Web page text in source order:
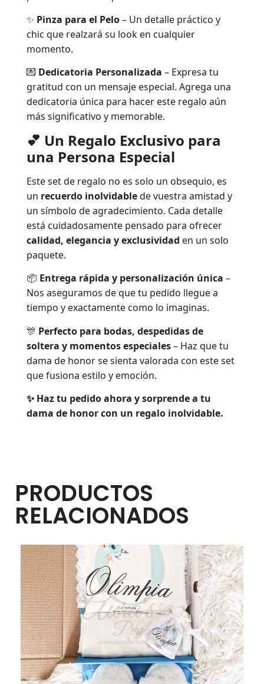
✨ Pinza para el Pelo– Un detalle práctico y
chic que realzará su look en cualquier
momento.
💌 Dedicatoria Personalizada – Expresa tu
gratitud con un mensaje especial. Agrega una
dedicatoria única para hacer este regalo aún
más significativo y memorable.
💕 Un Regalo Exclusivo para
una Persona Especial
Este set de regalo no es solo un obsequio, es
un recuerdo inolvidablede vuestra amistad y
un símbolo de agradecimiento. Cada detalle
está cuidadosamente pensado para ofrecer
calidad, elegancia y exclusividad en un solo
paquete.
📦 Entrega rápida y personalización única –
Nos aseguramos de que tu pedido llegue a
tiempo y exactamente como lo imaginas.
🎊 Perfecto para bodas, despedidas de
soltera y momentos especiales– Haz que tu
dama de honor se sienta valorada con este set
que fusiona estilo y emoción.
✨ Haz tu pedido ahora y sorprende a tu
dama de honor con un regalo inolvidable.
PRODUCTOS
RELACIONADOS